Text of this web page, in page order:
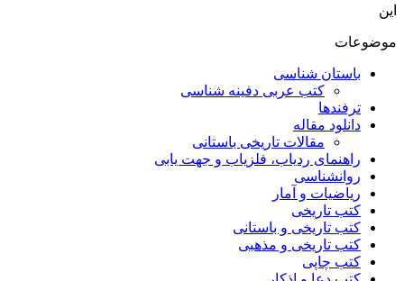
این
موضوعات
باستان شناسی
کتب عربی دفینه شناسی
ترفندها
دانلود مقاله
مقالات تاریخی باستانی
راهنمای ردیاب، فلزیاب و جهت یابی
روانشناسی
ریاضیات و آمار
کتب تاریخی
کتب تاریخی و باستانی
کتب تاریخی و مذهبی
کتب چاپی